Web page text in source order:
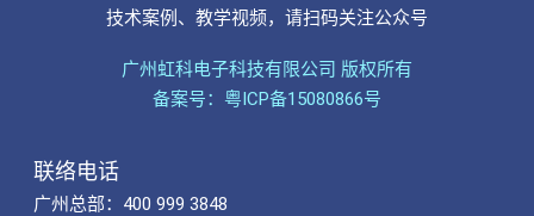
技术案例、教学视频，请扫码关注公众号
广州虹科电子科技有限公司 版权所有
备案号：粤ICP备15080866号
联络电话
广州总部：400 999 3848